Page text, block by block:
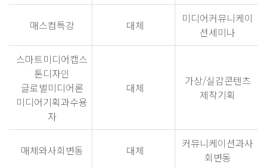
매스컴특강 대체
미디어커뮤니케이
션세미나
스마트미디어캡스
톤디자인
글로벌미디어론
미디어기획과수용
자
대체
가상/실감콘텐츠
제작기획
매체와사회변동 대체
커뮤니케이션과사
회변동